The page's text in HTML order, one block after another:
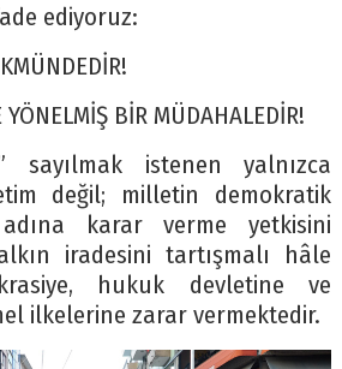
ediyoruz:
BİR MÜDAHALEDİR!
sayılmak istenen yalnızca
değil; milletin demokratik
karar verme yetkisini
iradesini tartışmalı hâle
hukuk devletine ve
ilkelerine zarar vermektedir.